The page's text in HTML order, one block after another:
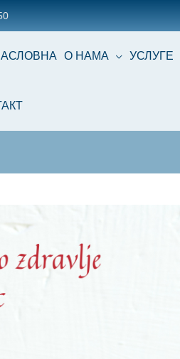
О НАМА УСЛУГЕ